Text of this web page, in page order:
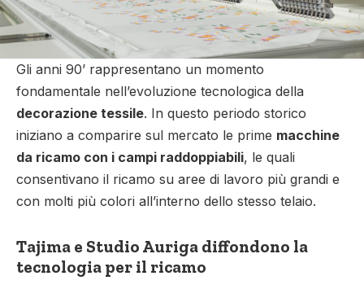
Gli anni 90’ rappresentano un momento
fondamentale nell’evoluzione tecnologica della
decorazione tessile. In questo periodo storico
iniziano a comparire sul mercato le prime macchine
da ricamo con i campi raddoppiabili, le quali
consentivano il ricamo su aree di lavoro più grandi e
con molti più colori all’interno dello stesso telaio.
Tajima e Studio Auriga diffondono la
tecnologia per il ricamo